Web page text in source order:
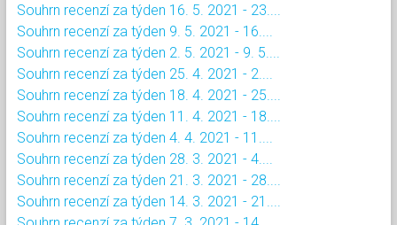
Souhrn recenzí za týden 16. 5. 2021 - 23....
Souhrn recenzí za týden 9. 5. 2021 - 16....
Souhrn recenzí za týden 2. 5. 2021 - 9. 5....
Souhrn recenzí za týden 25. 4. 2021 - 2....
Souhrn recenzí za týden 18. 4. 2021 - 25....
Souhrn recenzí za týden 11. 4. 2021 - 18....
Souhrn recenzí za týden 4. 4. 2021 - 11....
Souhrn recenzí za týden 28. 3. 2021 - 4....
Souhrn recenzí za týden 21. 3. 2021 - 28....
Souhrn recenzí za týden 14. 3. 2021 - 21....